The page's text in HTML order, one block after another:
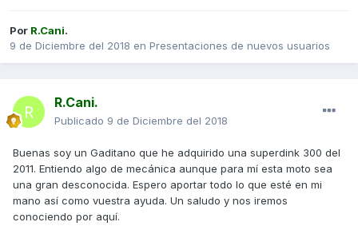
Por R.Cani.
9 de Diciembre del 2018 en Presentaciones de nuevos usuarios
R.Cani.
Publicado 9 de Diciembre del 2018
Buenas soy un Gaditano que he adquirido una superdink 300 del
2011. Entiendo algo de mecánica aunque para mí esta moto sea
una gran desconocida. Espero aportar todo lo que esté en mi
mano así como vuestra ayuda. Un saludo y nos iremos
conociendo por aquí.